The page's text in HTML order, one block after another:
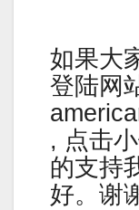
如果大
登陆网
, 点击
的支持
好。谢